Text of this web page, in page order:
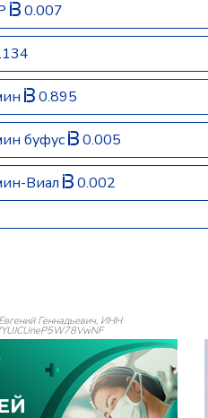
0.007
0.895
буфус 0.005
Виал 0.002
Геннадьевич, ИНН